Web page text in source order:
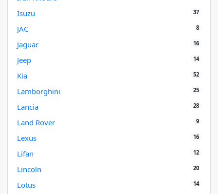
Isuzu 37
JAC 8
Jaguar 16
Jeep 14
Kia 52
Lamborghini 25
Lancia 28
Land Rover 9
Lexus 16
Lifan 12
Lincoln 20
Lotus 14